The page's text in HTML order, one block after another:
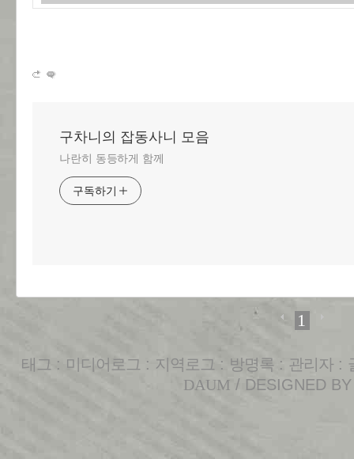
구차니의 잡동사니 모음
나란히 동등하게 함께
구독하기
1
태그 : 미디어로그 : 지역로그 : 방명록 : 관리자 :
DAUM / DESIGNED